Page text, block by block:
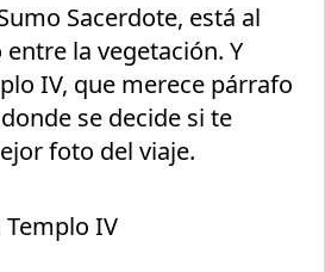
Sacerdote, está al
la vegetación. Y
IV, que merece párrafo
se decide si te
foto del viaje.
Templo IV